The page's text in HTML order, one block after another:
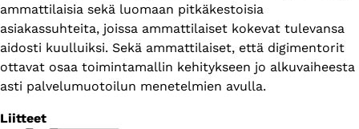
ammattilaisia sekä luomaan pitkäkestoisia
asiakassuhteita, joissa ammattilaiset kokevat tulevansa
aidosti kuulluiksi. Sekä ammattilaiset, että digimentorit
ottavat osaa toimintamallin kehitykseen jo alkuvaiheesta
asti palvelumuotoilun menetelmien avulla.
Liitteet